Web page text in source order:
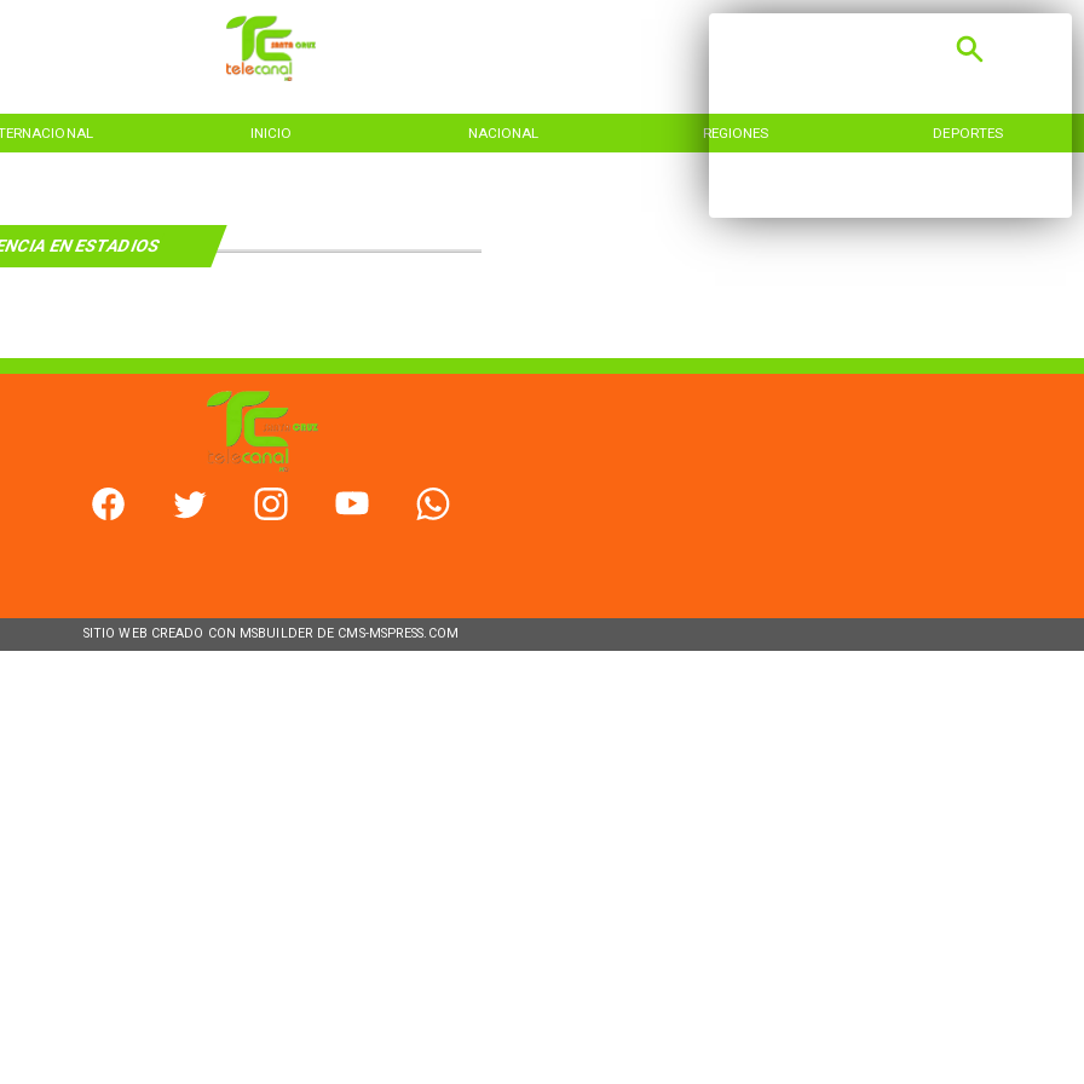
INICIO NACIONAL REGIONES DEPORTES
EN ESTADIOS
SITIO WEB CREADO CON MSBUILDER DE CMS-MSPRESS.COM